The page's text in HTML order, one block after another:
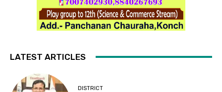
LATEST ARTICLES
DISTRICT